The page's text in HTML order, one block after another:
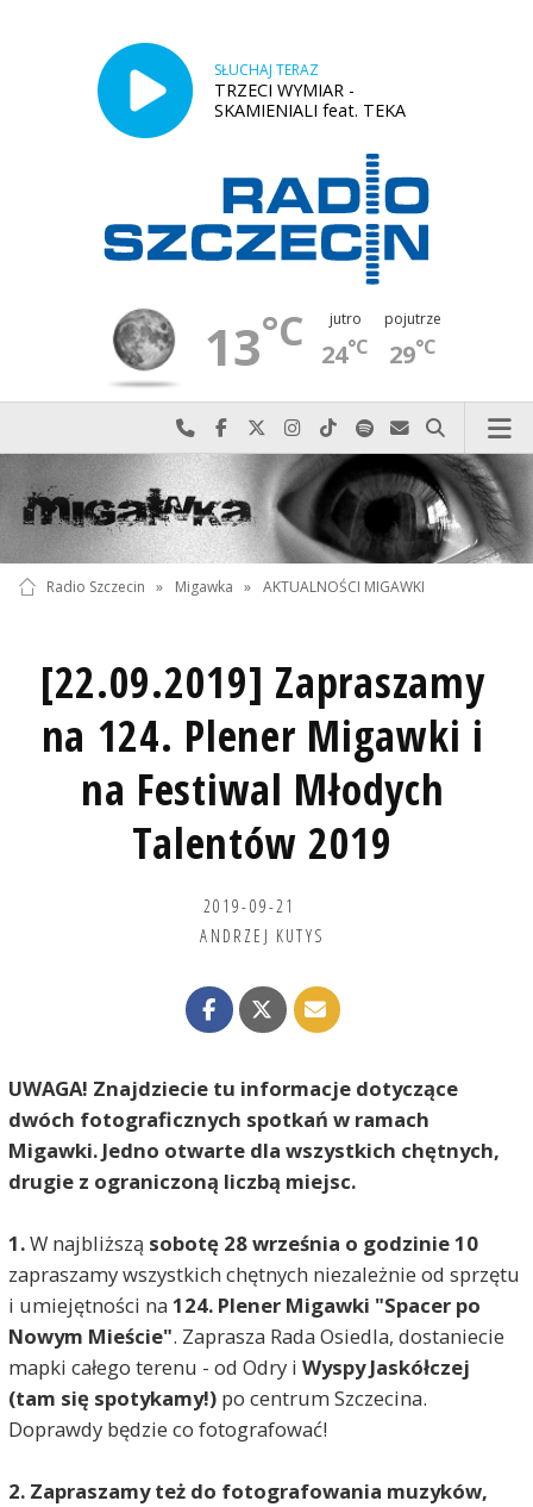
SŁUCHAJ TERAZ
TRZECI WYMIAR -
SKAMIENIALI feat. TEKA
13°C jutro
24°C
pojutrze
29°C
Najlepiej po prostu do nas zadzwoń
Odwiedź nas na Facebook-u
Odwiedź nas na X
Odwiedź nas na Instagram-ie
Odwiedź nas na TikTok-u
Szukaj nas na Spotify
Wyślij do nas
Szukaj
Radio Szczecin » Migawka » AKTUALNOŚCI MIGAWKI
[22.09.2019] Zapraszamy
na 124. Plener Migawki i
na Festiwal Młodych
Talentów 2019
2019-09-21
ANDRZEJ KUTYS
UWAGA! Znajdziecie tu informacje dotyczące
dwóch fotograficznych spotkań w ramach
Migawki. Jedno otwarte dla wszystkich chętnych,
drugie z ograniczoną liczbą miejsc.
1.W najbliższą sobotę 28 września o godzinie 10
zapraszamy wszystkich chętnych niezależnie od sprzętu
i umiejętności na 124. Plener Migawki "Spacer po
Nowym Mieście". Zaprasza Rada Osiedla, dostaniecie
mapki całego terenu - od Odry i Wyspy Jaskółczej
(tam się spotykamy!)po centrum Szczecina.
Doprawdy będzie co fotografować!
2. Zapraszamy też do fotografowania muzyków,